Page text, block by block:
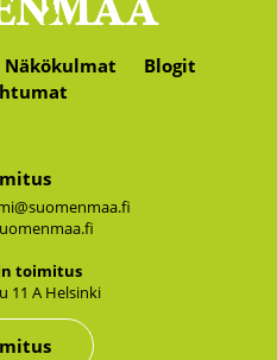
Näkökulmat
Blogit
toi­mi­tus
11 A Hel­sin­ki